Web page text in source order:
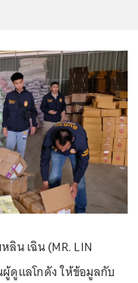
น เฉิน (MR. LIN
ผู้ดูแลโกดัง ให้ข้อมูลกับ